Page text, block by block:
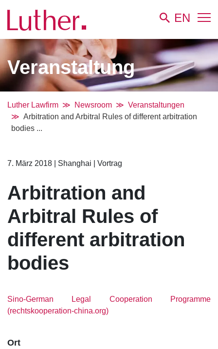
EN
Veranstaltung
Luther Lawfirm Newsroom
Veranstaltungen
Arbitration and Arbitral Rules of different arbitration
bodies ...
7. März 2018 Shanghai Vortrag
Arbitration and
Arbitral Rules of
different arbitration
bodies
Sino-German Legal Cooperation Programme
(rechtskooperation-china.org)
Ort